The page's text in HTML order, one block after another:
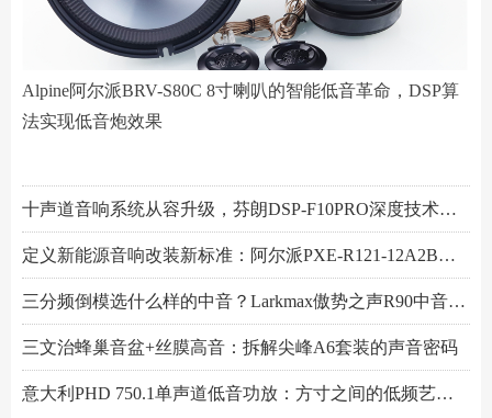
Alpine阿尔派BRV-S80C 8寸喇叭的智能低音革命，DSP算
法实现低音炮效果
三文治蜂巢音盆+丝膜高音：拆解尖峰A6套装的声音密码